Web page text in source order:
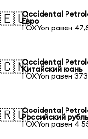
🇪🇺Occidental
Евро
1 OXYon равен
🇨🇳Occidental
Китайский юань
1 OXYon равен
🇷🇺Occidental
Российский рубль
1 OXYon равен 4